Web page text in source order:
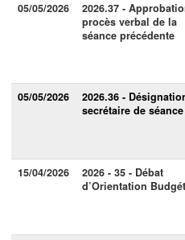
05/05/2026
2026.37 -
procès verbal de la
séance précédente
05/05/2026
2026.36 -
secrétaire de séance
15/04/2026
2026 - 35 - Débat
d’Orientation